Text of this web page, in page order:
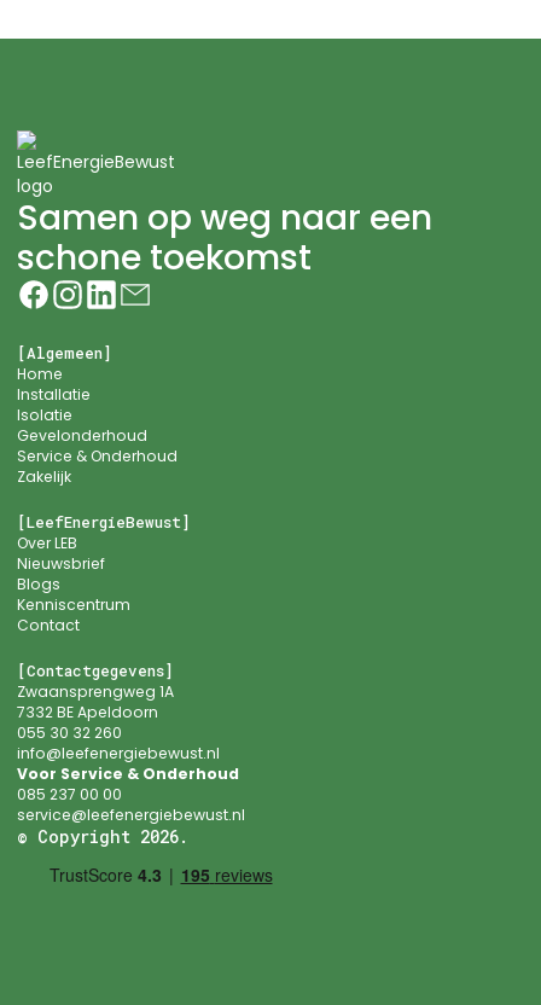
Samen op weg naar een
schone toekomst
[Algemeen]
Home
Installatie
Isolatie
Gevelonderhoud
Service & Onderhoud
Zakelijk
[LeefEnergieBewust]
Over LEB
Nieuwsbrief
Blogs
Kenniscentrum
Contact
[Contactgegevens]
Zwaansprengweg 1A
7332 BE Apeldoorn
055 30 32 260
info@leefenergiebewust.nl
Voor Service & Onderhoud
085 237 00 00
service@leefenergiebewust.nl
© Copyright 2026.